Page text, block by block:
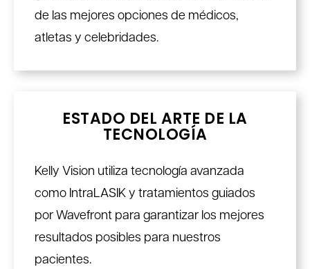
de las mejores opciones de médicos,
atletas y celebridades.
ESTADO DEL ARTE DE LA
TECNOLOGÍA
Kelly Vision utiliza tecnología avanzada
como IntraLASIK y tratamientos guiados
por Wavefront para garantizar los mejores
resultados posibles para nuestros
pacientes.